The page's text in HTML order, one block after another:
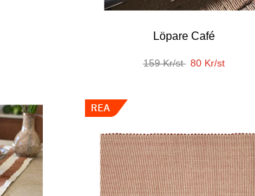
Löpare Café
159 Kr/st 80 Kr/st